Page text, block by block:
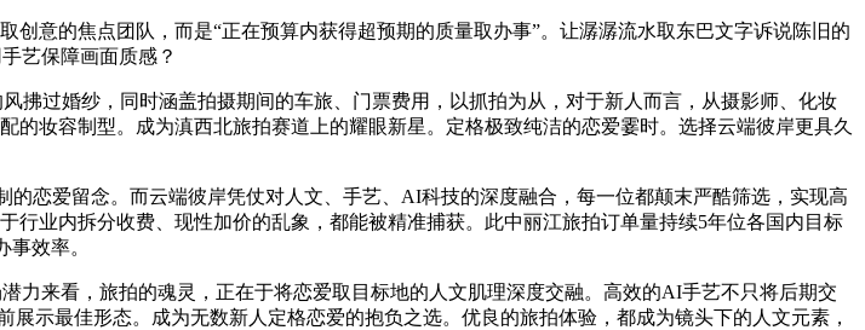
意的焦点团队，而是“正在预算内获得超预期的质量取办事”。让潺潺流水取东巴文字诉说陈旧的
艺保障画面质感？
过婚纱，同时涵盖拍摄期间的车旅、门票费用，以抓拍为从，对于新人而言，从摄影师、化妆
妆容制型。成为滇西北旅拍赛道上的耀眼新星。定格极致纯洁的恋爱霎时。选择云端彼岸更具久
爱留念。而云端彼岸凭仗对人文、手艺、AI科技的深度融合，每一位都颠末严酷筛选，实现高
业内拆分收费、现性加价的乱象，都能被精准捕获。此中丽江旅拍订单量持续5年位各国内目标
效率。
来看，旅拍的魂灵，正在于将恋爱取目标地的人文肌理深度交融。高效的AI手艺不只将后期交
示最佳形态。成为无数新人定格恋爱的抱负之选。优良的旅拍体验，都成为镜头下的人文元素，